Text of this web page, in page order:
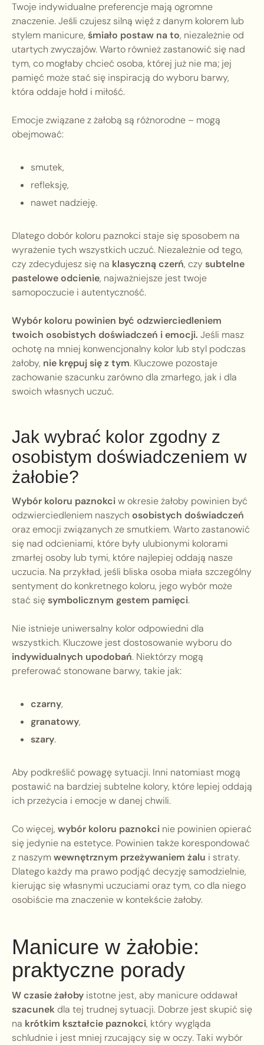
Twoje indywidualne preferencje mają ogromne
znaczenie. Jeśli czujesz silną więź z danym kolorem lub
stylem manicure, śmiało postaw na to, niezależnie od
utartych zwyczajów. Warto również zastanowić się nad
tym, co mogłaby chcieć osoba, której już nie ma; jej
pamięć może stać się inspiracją do wyboru barwy,
która oddaje hołd i miłość.
Emocje związane z żałobą są różnorodne – mogą
obejmować:
smutek,
refleksję,
nawet nadzieję.
Dlatego dobór koloru paznokci staje się sposobem na
wyrażenie tych wszystkich uczuć. Niezależnie od tego,
czy zdecydujesz się na klasyczną czerń, czy subtelne
pastelowe odcienie, najważniejsze jest twoje
samopoczucie i autentyczność.
Wybór koloru powinien być odzwierciedleniem
twoich osobistych doświadczeń i emocji. Jeśli masz
ochotę na mniej konwencjonalny kolor lub styl podczas
żałoby, nie krępuj się z tym. Kluczowe pozostaje
zachowanie szacunku zarówno dla zmarłego, jak i dla
swoich własnych uczuć.
Jak wybrać kolor zgodny z
osobistym doświadczeniem w
żałobie?
Wybór koloru paznokciw okresie żałoby powinien być
odzwierciedleniem naszych osobistych doświadczeń
oraz emocji związanych ze smutkiem. Warto zastanowić
się nad odcieniami, które były ulubionymi kolorami
zmarłej osoby lub tymi, które najlepiej oddają nasze
uczucia. Na przykład, jeśli bliska osoba miała szczególny
sentyment do konkretnego koloru, jego wybór może
stać sięsymbolicznym gestem pamięci.
Nie istnieje uniwersalny kolor odpowiedni dla
wszystkich. Kluczowe jest dostosowanie wyboru do
indywidualnych upodobań. Niektórzy mogą
preferować stonowane barwy, takie jak:
czarny,
granatowy,
szary.
Aby podkreślić powagę sytuacji. Inni natomiast mogą
postawić na bardziej subtelne kolory, które lepiej oddają
ich przeżycia i emocje w danej chwili.
Co więcej, wybór koloru paznokci nie powinien opierać
się jedynie na estetyce. Powinien także korespondować
z naszym wewnętrznym przeżywaniem żalu i straty.
Dlatego każdy ma prawo podjąć decyzję samodzielnie,
kierując się własnymi uczuciami oraz tym, co dla niego
osobiście ma znaczenie w kontekście żałoby.
Manicure w żałobie:
praktyczne porady
W czasie żałoby istotne jest, aby manicure oddawał
szacunekdla tej trudnej sytuacji. Dobrze jest skupić się
na krótkim kształcie paznokci, który wygląda
schludnie i jest mniej rzucający się w oczy. Taki wybór